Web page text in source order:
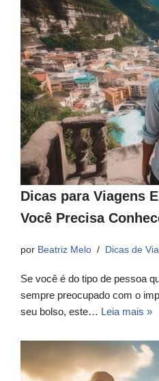
Dicas para Viagens
Você Precisa
por Beatriz Melo Dicas de
Se você é do tipo de pessoa
sempre preocupado com o
seu bolso, este… Leia mais »